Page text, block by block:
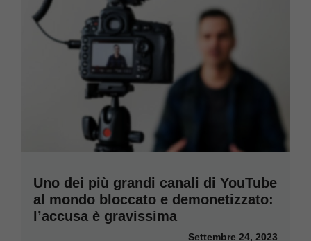
Uno dei più grandi canali di YouTube
al mondo bloccato e demonetizzato:
l’accusa è gravissima
Settembre 24, 2023